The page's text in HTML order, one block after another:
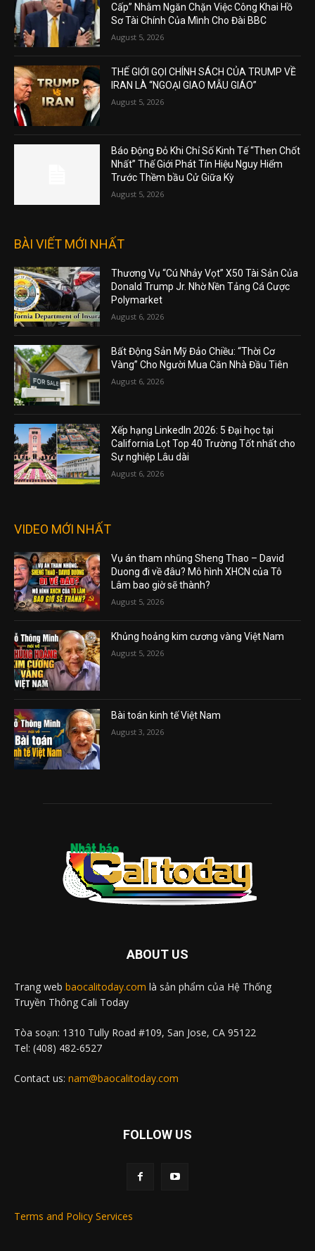
Cấp” Nhằm Ngăn Chặn Việc Công Khai Hồ
Sơ Tài Chính Của Mình Cho Đài BBC
August 5, 2026
THẾ GIỚI GỌI CHÍNH SÁCH CỦA TRUMP VỀ
IRAN LÀ “NGOẠI GIAO MẪU GIÁO”
August 5, 2026
Báo Động Đỏ Khi Chỉ Số Kinh Tế “Then Chốt
Nhất” Thế Giới Phát Tín Hiệu Nguy Hiểm
Trước Thềm bầu Cử Giữa Kỳ
August 5, 2026
BÀI VIẾT MỚI NHẤT
Thương Vụ “Cú Nhảy Vọt” X50 Tài Sản Của
Donald Trump Jr. Nhờ Nền Tảng Cá Cược
Polymarket
August 6, 2026
Bất Động Sản Mỹ Đảo Chiều: “Thời Cơ
Vàng” Cho Người Mua Căn Nhà Đầu Tiên
August 6, 2026
Xếp hạng LinkedIn 2026: 5 Đại học tại
California Lọt Top 40 Trường Tốt nhất cho
Sự nghiệp Lâu dài
August 6, 2026
VIDEO MỚI NHẤT
Vụ án tham nhũng Sheng Thao – David
Duong đi về đâu? Mô hình XHCN của Tô
Lâm bao giờ sẽ thành?
August 5, 2026
Khủng hoảng kim cương vàng Việt Nam
August 5, 2026
Bài toán kinh tế Việt Nam
August 3, 2026
ABOUT US
Trang web baocalitoday.com là sản phẩm của Hệ Thống
Truyền Thông Cali Today
Tòa soạn: 1310 Tully Road #109, San Jose, CA 95122
Tel: (408) 482-6527
Contact us: nam@baocalitoday.com
FOLLOW US
Terms and Policy Services